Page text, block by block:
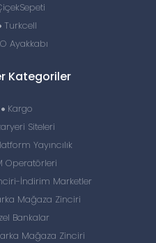
Turkcell
Ayakkabı
Kategoriler
Kargo
Siteleri
Yayıncılık
Operatörleri
İndirim Marketler
Mağaza Zinciri
Bankalar
Mağaza Zinciri